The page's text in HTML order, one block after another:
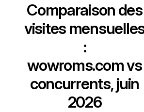
Comparaison des
visites
:
wowroms.comvs
concurrents, juin
2026